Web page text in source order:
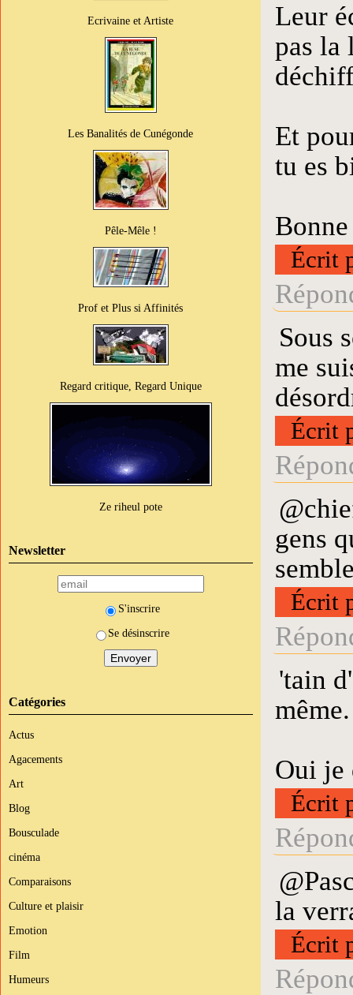
Ecrivaine et Artiste
Les Banalités de Cunégonde
Pêle-Mêle !
Prof et Plus si Affinités
Regard critique, Regard Unique
Ze riheul pote
Newsletter
S'inscrire
Se désinscrire
Catégories
Actus
Agacements
Art
Blog
Bousculade
cinéma
Comparaisons
Culture et plaisir
Emotion
Film
Humeurs
Leur
pas la
Et
tu es
Écrit
Sous
me
Écrit
gens
Écrit
'tain
même.
Oui je
Écrit
la
Écrit